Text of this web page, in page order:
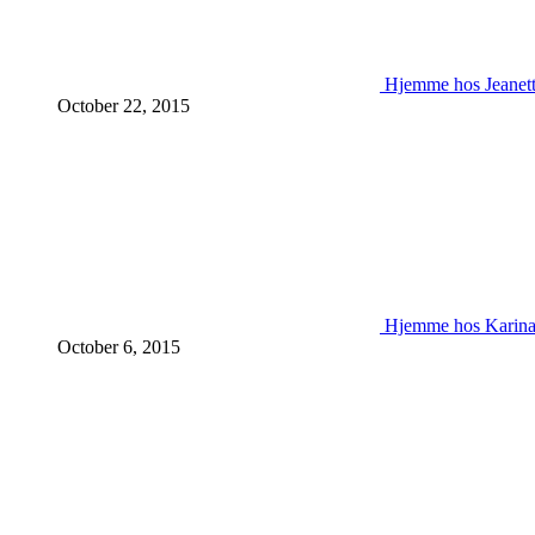
Hjemme hos
October 22, 2015
Hjemme hos Karina
October 6, 2015